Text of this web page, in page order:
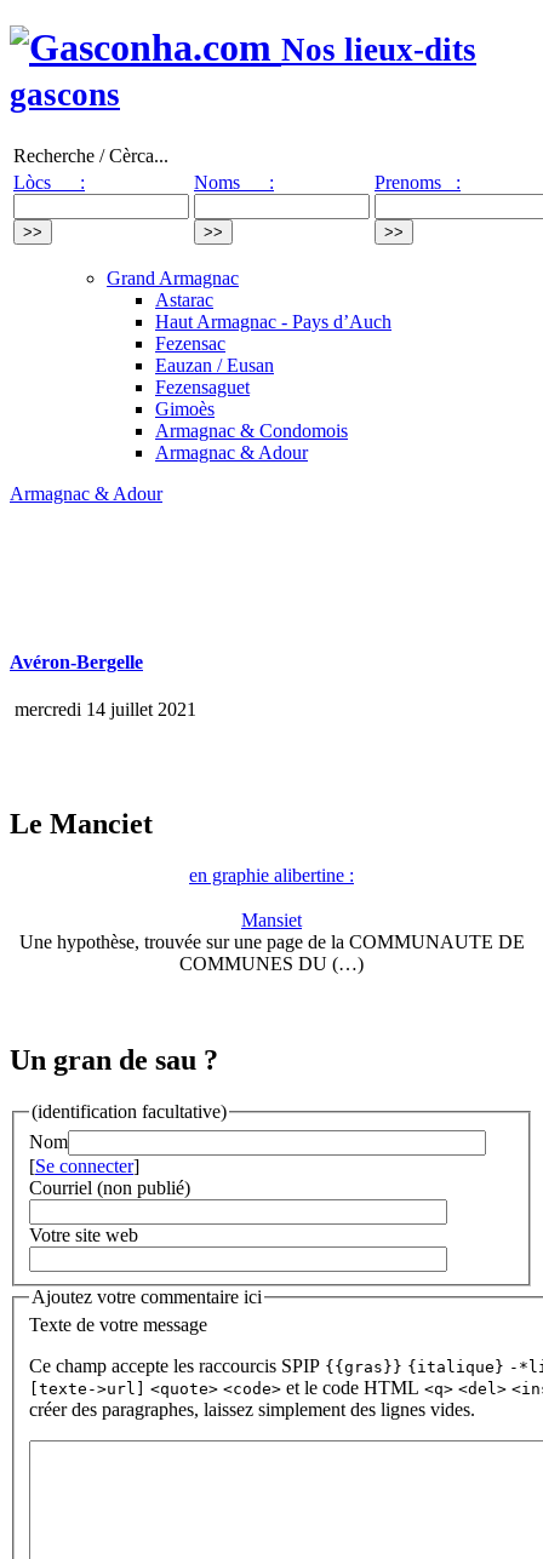
Nos lieux-dits
gascons
Recherche / Cèrca...
Lòcs :
Noms : Prenoms :
Grand Armagnac
Astarac
Haut Armagnac - Pays d’Auch
Fezensac
Eauzan / Eusan
Fezensaguet
Gimoès
Armagnac & Condomois
Armagnac & Adour
Armagnac & Adour
Avéron-Bergelle
mercredi 14 juillet 2021
Le Manciet
en graphie alibertine :
Mansiet
Une hypothèse, trouvée sur une page de la COMMUNAUTE DE
COMMUNES DU (…)
Un gran de sau ?
(identification facultative)
Nom
[Se connecter]
Courriel (non publié)
Votre site web
Ajoutez votre commentaire ici
Texte de votre message
Ce champ accepte les raccourcis SPIP {{gras}} {italique} -
[texte->url]
<quote> <code> et le code HTML <q> <del>
créer des paragraphes, laissez simplement des lignes vides.